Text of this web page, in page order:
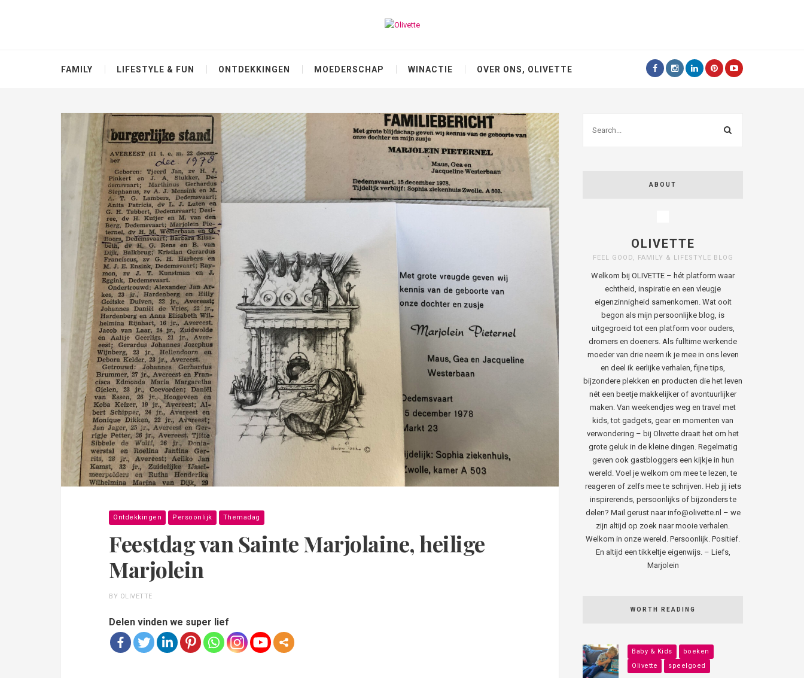
FAMILY LIFESTYLE & FUN ONTDEKKINGEN MOEDERSCHAP WINACTIE OVER ONS, OLIVETTE
Ontdekkingen Persoonlijk Themadag
Feestdag van Sainte Marjolaine, heilige
Marjolein
BY OLIVETTE
Delen vinden we super lief
ABOUT
OLIVETTE
FEEL GOOD, FAMILY & LIFESTYLE BLOG
Welkom bij OLIVETTE – hét platform waar
echtheid, inspiratie en een vleugje
eigenzinnigheid samenkomen. Wat ooit
begon als mijn persoonlijke blog, is
uitgegroeid tot een platform voor ouders,
dromers en doeners. Als fulltime werkende
moeder van drie neem ik je mee in ons leven
en deel ik eerlijke verhalen, fijne tips,
bijzondere plekken en producten die het leven
nét een beetje makkelijker of avontuurlijker
maken. Van weekendjes weg en travel met
kids, tot gadgets, gear en momenten van
verwondering – bij Olivette draait het om het
grote geluk in de kleine dingen. Regelmatig
geven ook gastbloggers een kijkje in hun
wereld. Voel je welkom om mee te lezen, te
reageren of zelfs mee te schrijven. Heb jij iets
inspirerends, persoonlijks of bijzonders te
delen? Mail gerust naar info@olivette.nl – we
zijn altijd op zoek naar mooie verhalen.
Welkom in onze wereld. Persoonlijk. Positief.
En altijd een tikkeltje eigenwijs. – Liefs,
Marjolein
WORTH READING
Baby & Kids
boeken
Olivette
speelgoed